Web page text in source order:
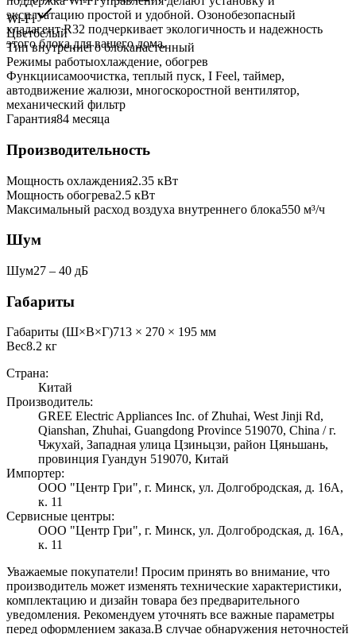
эксплуатацию простой и удобной. Озонобезопасный
хладагент R32 подчеркивает экологичность и надежность
этого блока для вашего дома.
Wi-Fi
Цветбелый
Тип внутреннего блоканастенный
Режимы работыохлаждение, обогрев
Функциисамоочистка, теплый пуск, I Feel, таймер,
автодвижение жалюзи, многоскоростной вентилятор,
механический фильтр
Гарантия84 месяца
Производительность
Мощность охлаждения2.35 кВт
Мощность обогрева2.5 кВт
Максимальный расход воздуха внутреннего блока550 м³/ч
Шум
Шум27 ‒ 40 дБ
Габариты
Габариты (Ш×В×Г)713 × 270 × 195 мм
Вес8.2 кг
Страна:
Китай
Производитель:
GREE Electric Appliances Inc. of Zhuhai, West Jinji Rd,
Qianshan, Zhuhai, Guangdong Province 519070, China / г.
Чжухай, Западная улица Цзиньцзи, район Цяньшань,
провинция Гуандун 519070, Китай
Импортер:
ООО "Центр Гри", г. Минск, ул. Долгобродская, д. 16А,
к. 11
Сервисные центры:
ООО "Центр Гри", г. Минск, ул. Долгобродская, д. 16А,
к. 11
Уважаемые покупатели! Просим принять во внимание, что
производитель может изменять технические характеристики,
комплектацию и дизайн товара без предварительного
уведомления. Рекомендуем уточнять все важные параметры
перед оформлением заказа.В случае обнаружения неточностей